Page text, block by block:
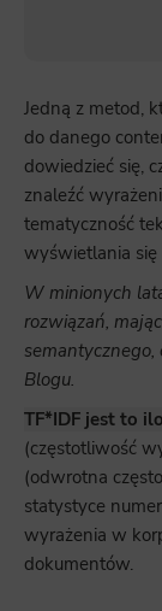
Jedną z metod,
do danego
dowiedzieć się,
znaleźć
tematyczność
wyświetlania się
W minionych
rozwiązań,
semantycznego,
Blogu.
TF*IDF jest to
(częstotliwość
(odwrotna
statystyce
wyrażenia w
dokumentów.